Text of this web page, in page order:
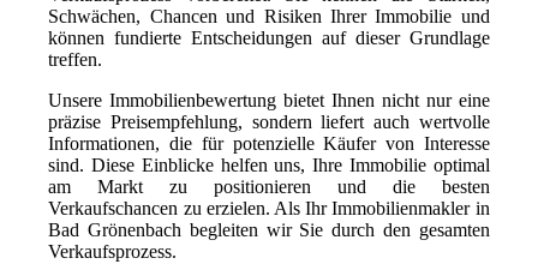
Schwächen, Chancen und Risiken Ihrer Immobilie und
können fundierte Entscheidungen auf dieser Grundlage
treffen.
Unsere Immobilienbewertung bietet Ihnen nicht nur eine
präzise Preisempfehlung, sondern liefert auch wertvolle
Informationen, die für potenzielle Käufer von Interesse
sind. Diese Einblicke helfen uns, Ihre Immobilie optimal
am Markt zu positionieren und die besten
Verkaufschancen zu erzielen. Als Ihr Immobilienmakler in
Bad Grönenbach begleiten wir Sie durch den gesamten
Verkaufsprozess.